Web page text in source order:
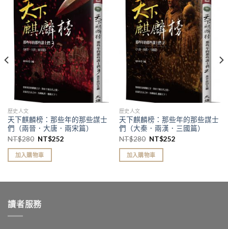
加入
「願
望清
單」
歷史人文
天下麒麟榜：那些年的那些謀士
們（兩晉．大唐．兩宋篇）
NT$280 NT$252
加入購物車
加入
「願
望清
單」
歷史人文
天下麒麟榜：那些年的那些謀士
們（大秦．兩漢．三國篇）
NT$280 NT$252
加入購物車
讀者服務